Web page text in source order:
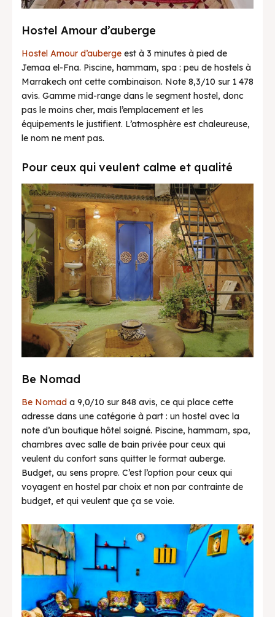
Hostel Amour d’auberge
Hostel Amour d’auberge est à 3 minutes à pied de
Jemaa el-Fna. Piscine, hammam, spa : peu de hostels à
Marrakech ont cette combinaison. Note 8,3/10 sur 1 478
avis. Gamme mid-range dans le segment hostel, donc
pas le moins cher, mais l’emplacement et les
équipements le justifient. L’atmosphère est chaleureuse,
le nom ne ment pas.
Pour ceux qui veulent calme et qualité
Be Nomad
Be Nomad a 9,0/10 sur 848 avis, ce qui place cette
adresse dans une catégorie à part : un hostel avec la
note d’un boutique hôtel soigné. Piscine, hammam, spa,
chambres avec salle de bain privée pour ceux qui
veulent du confort sans quitter le format auberge.
Budget, au sens propre. C’est l’option pour ceux qui
voyagent en hostel par choix et non par contrainte de
budget, et qui veulent que ça se voie.